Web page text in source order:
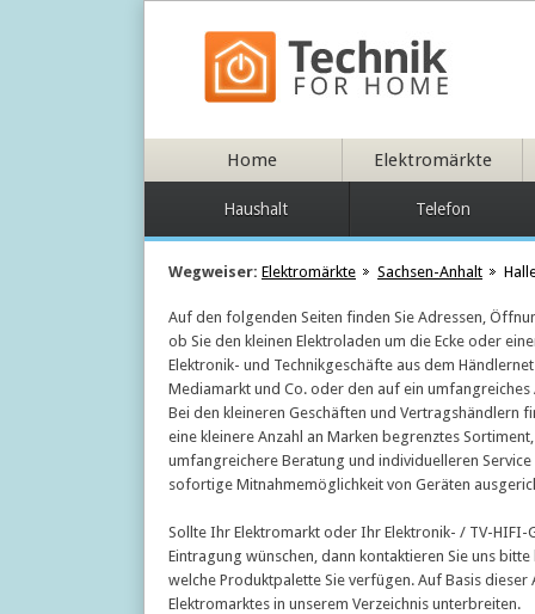
Home Elektromärkte
Haushalt Telefon
Wegweiser: Elektromärkte Sachsen-Anhalt
Auf den folgenden Seiten finden Sie Adressen,
ob Sie den kleinen Elektroladen um die Ecke oder
Elektronik- und Technikgeschäfte aus dem
Mediamarkt und Co. oder den auf ein
Bei den kleineren Geschäften und Vertragshändlern
eine kleinere Anzahl an Marken begrenztes
umfangreichere Beratung und individuelleren
sofortige Mitnahmemöglichkeit von Geräten
Sollte Ihr Elektromarkt oder Ihr Elektronik- / TV-
Eintragung wünschen, dann kontaktieren Sie uns
welche Produktpalette Sie verfügen. Auf Basis
Elektromarktes in unserem Verzeichnis unterbreiten.